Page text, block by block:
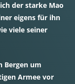
der starke Mao
eigens für ihn
viele seiner
Bergen um
Armee vor